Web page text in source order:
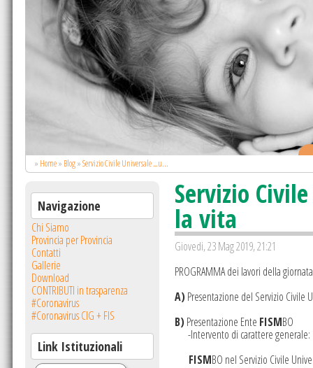
» Home» Blog»Servizio Civile Universale …u...
Servizio
la vita
Giovedi, 23 Mag 2019, 21:21
PROGRAMMA dei lavori della
A) Presentazione del Servizio Civile
B) Presentazione Ente FISMBO
-Intervento di carattere
FISMBO nel Servizio Civile
Navigazione
Chi Siamo
Provincia per Provincia
Contatti
Gallerie
Download
CONTRIBUTI in trasparenza
#Coronavirus
#Coronavirus CIG + FIS
Link Istituzionali